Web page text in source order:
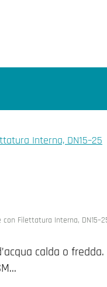
Interna, DN15–25
Filettatura Interna,
calda o